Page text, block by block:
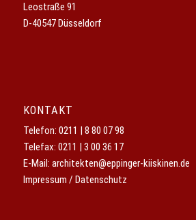
Leostraße 91
D-40547 Düsseldorf
KONTAKT
Telefon: 0211 | 8 80 07 98
Telefax: 0211 | 3 00 36 17
E-Mail: architekten@eppinger-kiiskinen.de
Impressum / Datenschutz